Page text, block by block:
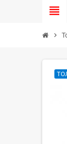
view_headline
chevron_right